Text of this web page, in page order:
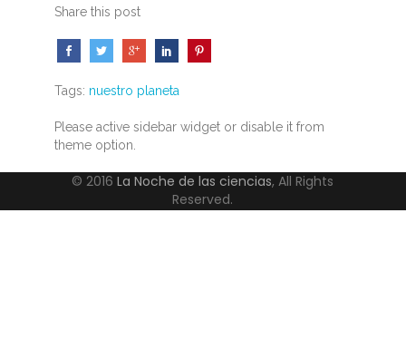
Share this post
Tags: nuestro planeta
Please active sidebar widget or disable it from
theme option.
© 2016La Noche de las ciencias, All Rights
Reserved.